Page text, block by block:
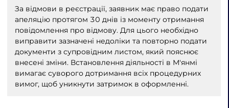
За відмови в реєстрації, заявник має право подати
апеляцію протягом 30 днів із моменту отримання
повідомлення про відмову. Для цього необхідно
виправити зазначені недоліки та повторно подати
документи з супровідним листом, який пояснює
внесені зміни. Встановлення діяльності в М'янмі
вимагає суворого дотримання всіх процедурних
вимог, щоб уникнути затримок в оформленні.